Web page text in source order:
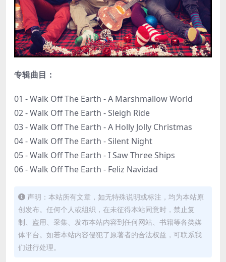
专辑曲目：
01 - Walk Off The Earth - A Marshmallow World
02 - Walk Off The Earth - Sleigh Ride
03 - Walk Off The Earth - A Holly Jolly Christmas
04 - Walk Off The Earth - Silent Night
05 - Walk Off The Earth - I Saw Three Ships
06 - Walk Off The Earth - Feliz Navidad
声明：本站所有文章，如无特殊说明或标注，均为本站原
创发布。任何个人或组织，在未征得本站同意时，禁止复
制、盗用、采集、发布本站内容到任何网站、书籍等各类媒
体平台。如若本站内容侵犯了原著者的合法权益，可联系我
们进行处理。